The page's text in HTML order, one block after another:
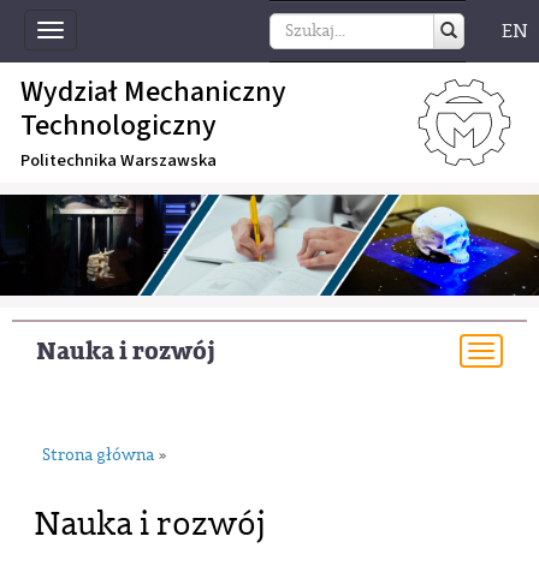
Toggle
navigation
EN
Wydział Mechaniczny
Technologiczny
Politechnika Warszawska
Nauka i rozwój
Strona główna »
Nauka i rozwój